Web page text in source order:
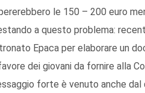
le 150 – 200 euro
a questo problema:
Epaca per elaborare un
dei giovani da fornire alla
forte è venuto anche dal